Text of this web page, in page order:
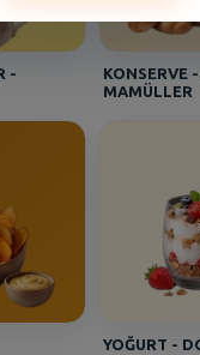
Yağlı Siyah 1400 Gr (351-
MERKEZ]
Kaymaksız 600 Gr
-
KONSERVE
MAMÜLLER
YOĞURT -